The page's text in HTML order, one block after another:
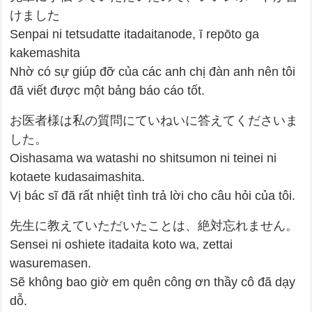
けました
Senpai ni tetsudatte itadaitanode, ī repōto ga
kakemashita
Nhờ có sự giúp đỡ của các anh chị đàn anh nên tôi
đã viết được một bảng báo cáo tốt.
お医者様は私の質問にていねいに答えてくださいま
した。
Oishasama wa watashi no shitsumon ni teinei ni
kotaete kudasaimashita.
Vị bác sĩ đã rất nhiệt tình trả lời cho câu hỏi của tôi.
先生に教えていただいたことは、絶対忘れません。
Sensei ni oshiete itadaita koto wa, zettai
wasuremasen.
Sẽ không bao giờ em quên công ơn thầy cô đã dạy
dỗ.